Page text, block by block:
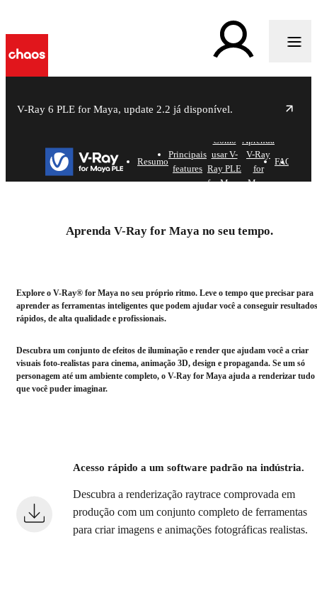
V-Ray 6 PLE for Maya, update 2.2 já disponível.
Personal Learning Edition
Resumo
Principais
features
Como
usar V-
Ray PLE
for Maya
Aprenda
V-Ray
for
Maya
FAQ
Aprenda V-Ray for Maya no seu tempo.
Explore o V-Ray® for Maya no seu próprio ritmo. Leve o tempo que precisar para
aprender as ferramentas inteligentes que podem ajudar você a conseguir resultados
rápidos, de alta qualidade e profissionais.
Descubra um conjunto de efeitos de iluminação e render que ajudam você a criar
visuais foto-realistas para cinema, animação 3D, design e propaganda. Se um só
personagem até um ambiente completo, o V-Ray for Maya ajuda a renderizar tudo
que você puder imaginar.
Acesso rápido a um software padrão na indústria.
Descubra a renderização raytrace comprovada em
produção com um conjunto completo de ferramentas
para criar imagens e animações fotográficas realistas.